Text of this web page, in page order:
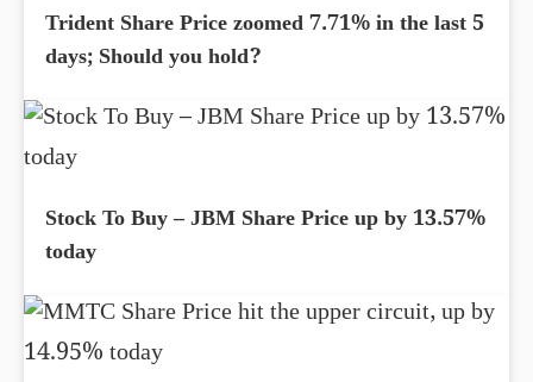
Trident Share Price zoomed 7.71% in the last 5
days; Should you hold?
Stock To Buy – JBM Share Price up by 13.57%
today